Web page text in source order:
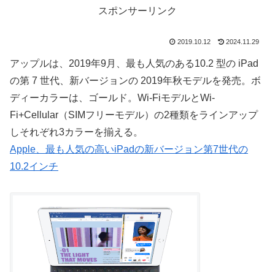
スポンサーリンク
2019.10.12 2024.11.29
アップルは、2019年9月、最も人気のある10.2 型の iPad
の第 7 世代、新バージョンの 2019年秋モデルを発売。ボ
ディーカラーは、ゴールド。Wi-FiモデルとWi-
Fi+Cellular（SIMフリーモデル）の2種類をラインアップ
しそれぞれ3カラーを揃える。
Apple、最も人気の高いiPadの新バージョン第7世代の
10.2インチ